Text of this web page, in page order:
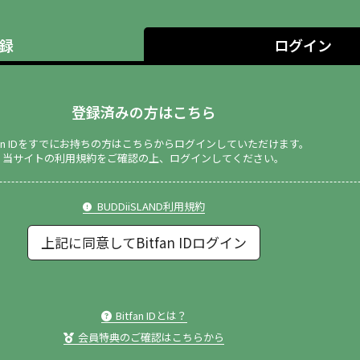
ログイン
登録済みの方はこちら
IDをすでにお持ちの方はこちらからログインしていただけます。
当サイトの利用規約をご確認の上、ログインしてください。
BUDDiiSLAND利用規約
上記に同意してBitfan IDログイン
Bitfan IDとは？
会員特典のご確認はこちらから